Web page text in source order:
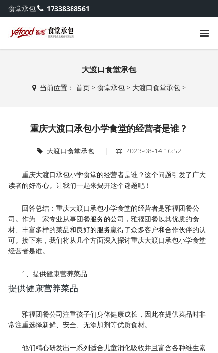
食堂承包 17338388561
大渡口食堂承包
当前位置： 首页> 食堂承包> 大渡口食堂承包>
重庆大渡口承包小学食堂的经营者是谁？
大渡口食堂承包| 2023-08-14 16:52
重庆大渡口承包小学食堂的经营者是谁？这个问题引发了广大
读者的好奇心。让我们一起来揭开这个谜题吧！
回答总结：重庆大渡口承包小学食堂的经营者是雅福团餐公
司。作为一家专业从事团餐服务的公司，雅福团餐以其优质的食
材、丰富多样的菜品和良好的服务赢得了众多客户和合作伙伴的认
可。接下来，我们将从几个方面深入探讨重庆大渡口承包小学食堂
经营者是谁。
1、提供健康营养菜品
提供健康营养菜品
雅福团餐公司注重孩子们身体健康成长，因此在提供菜品时非
常注重选择新鲜、安全、无添加剂等优质食材。
他们精心研发出一系列适合儿童消化吸收并且富含各种维生素